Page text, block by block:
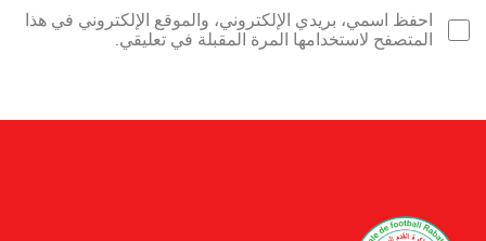
احفظ اسمي، بريدي الإلكتروني، والموقع الإلكتروني في هذا
المتصفح لاستخدامها المرة المقبلة في تعليقي.